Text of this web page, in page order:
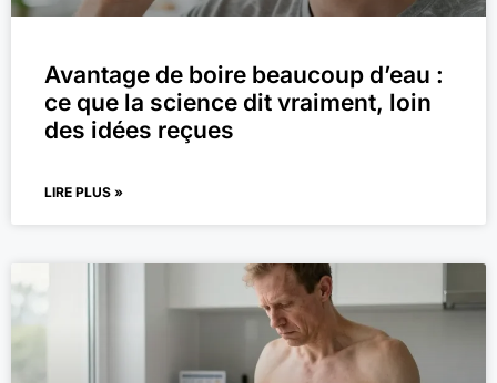
Avantage de boire beaucoup d’eau :
ce que la science dit vraiment, loin
des idées reçues
LIRE PLUS »